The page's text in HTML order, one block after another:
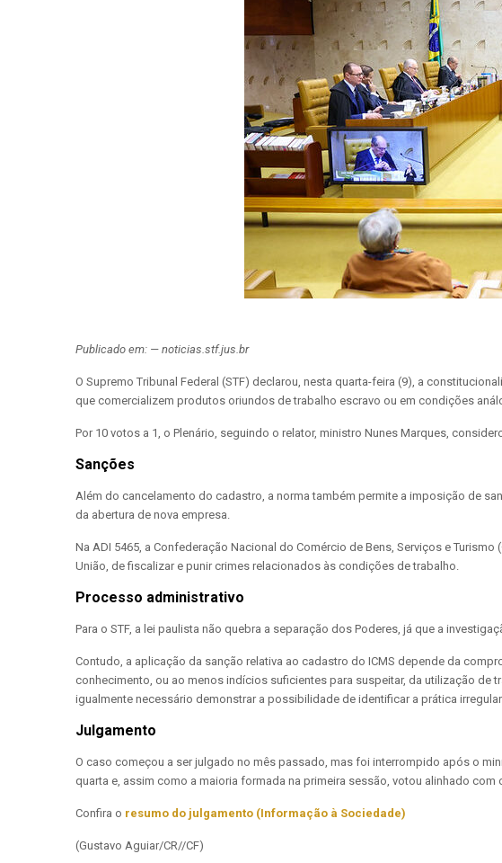
Publicado em: — noticias.stf.jus.br
O Supremo Tribunal Federal (STF) declarou, nesta quarta-feira (9), a
que comercializem produtos oriundos de trabalho escravo ou em condições
Por 10 votos a 1, o Plenário, seguindo o relator, ministro Nunes Marques,
Sanções
Além do cancelamento do cadastro, a norma também permite a imposição de
da abertura de nova empresa.
Na ADI 5465, a Confederação Nacional do Comércio de Bens, Serviços e
União, de fiscalizar e punir crimes relacionados às condições de trabalho.
Processo administrativo
Para o STF, a lei paulista não quebra a separação dos Poderes, já que a
Contudo, a aplicação da sanção relativa ao cadastro do ICMS depende da
conhecimento, ou ao menos indícios suficientes para suspeitar, da utilização de
igualmente necessário demonstrar a possibilidade de identificar a prática
Julgamento
O caso começou a ser julgado no mês passado, mas foi interrompido após o
quarta e, assim como a maioria formada na primeira sessão, votou alinhado com
Confira o resumo do julgamento (Informação à Sociedade)
(Gustavo Aguiar/CR//CF)